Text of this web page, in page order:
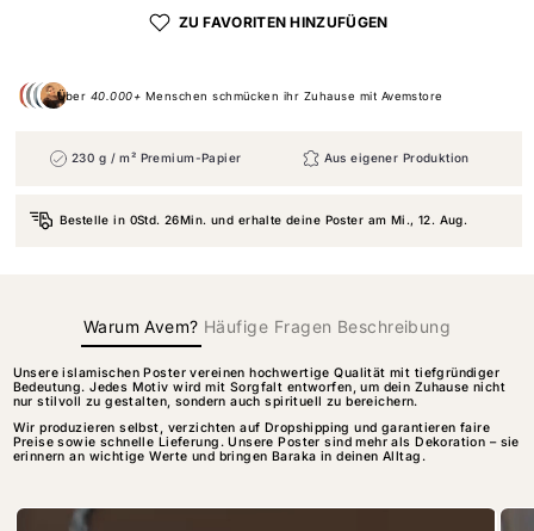
ZU FAVORITEN HINZUFÜGEN
Über 40.000+ Menschen schmücken ihr Zuhause mit Avemstore
230 g / m² Premium-Papier Aus eigener Produktion
Bestelle in 0Std. 26Min. und erhalte deine Poster am Mi., 12. Aug.
Warum Avem? Häufige Fragen Beschreibung
Unsere islamischen Poster vereinen hochwertige Qualität mit tiefgründiger
Bedeutung. Jedes Motiv wird mit Sorgfalt entworfen, um dein Zuhause nicht
nur stilvoll zu gestalten, sondern auch spirituell zu bereichern.
Wir produzieren selbst, verzichten auf Dropshipping und garantieren faire
Preise sowie schnelle Lieferung. Unsere Poster sind mehr als Dekoration – sie
erinnern an wichtige Werte und bringen Baraka in deinen Alltag.